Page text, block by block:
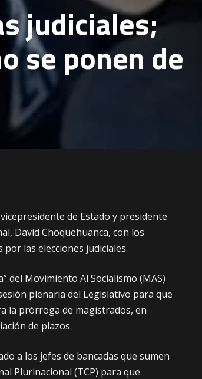
judiciales;
se ponen de
de Estado y presidente
David Choquehuanca, con los
las elecciones judiciales.
del Movimiento Al Socialismo (MAS)
plenaria del Legislativo para que
la prórroga de magistrados, en
de plazos.
a los jefes de bancadas que sumen
Plurinacional (TCP) para que